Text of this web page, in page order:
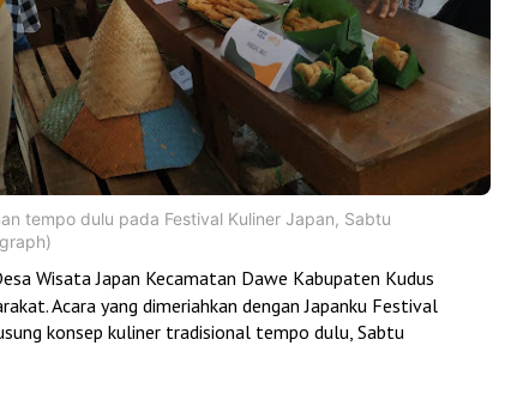
tempo dulu pada Festival Kuliner Japan, Sabtu
Wisata Japan Kecamatan Dawe Kabupaten Kudus
Acara yang dimeriahkan dengan Japanku Festival
konsep kuliner tradisional tempo dulu, Sabtu